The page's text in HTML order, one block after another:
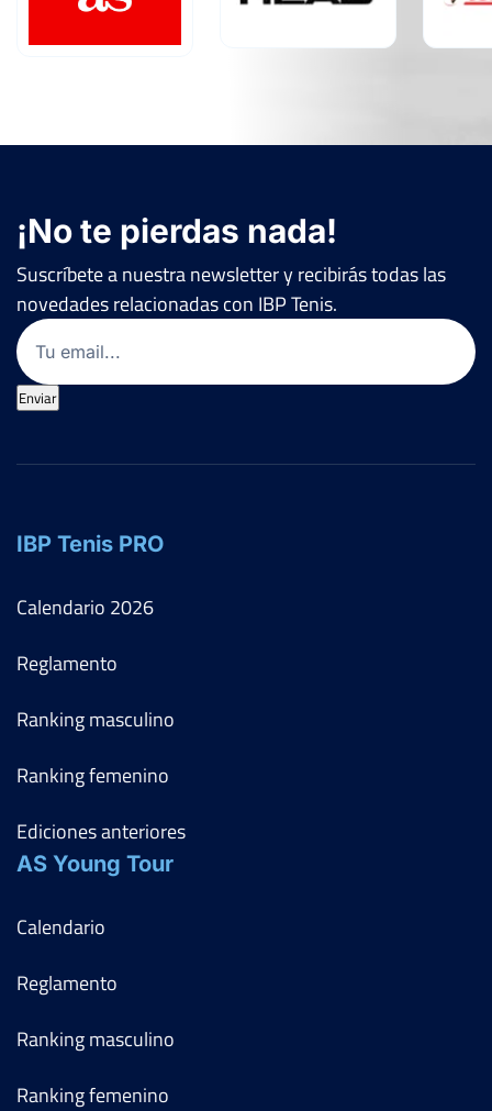
¡No te pierdas nada!
Suscríbete a nuestra newsletter y recibirás todas las
novedades relacionadas con IBP Tenis.
Email
Enviar
IBP Tenis PRO
Calendario 2026
Reglamento
Ranking masculino
Ranking femenino
Ediciones anteriores
AS Young Tour
Calendario
Reglamento
Ranking masculino
Ranking femenino